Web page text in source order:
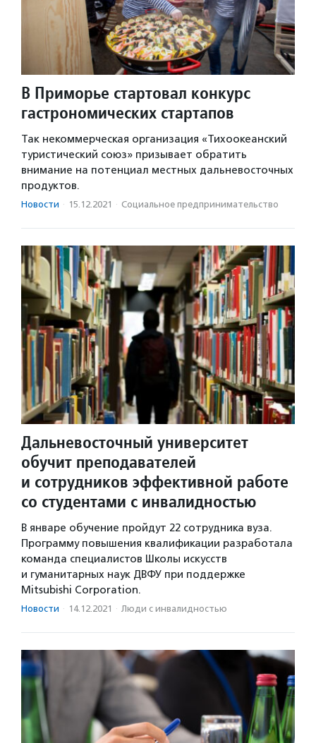
В Приморье стартовал конкурс
гастрономических стартапов
Так некоммерческая организация «Тихоокеанский
туристический союз» призывает обратить
внимание на потенциал местных дальневосточных
продуктов.
Новости · 15.12.2021 · Социальное предпри­нима­тель­ство
Дальневосточный университет
обучит преподавателей
и сотрудников эффективной работе
со студентами с инвалидностью
В январе обучение пройдут 22 сотрудника вуза.
Программу повышения квалификации разработала
команда специалистов Школы искусств
и гуманитарных наук ДВФУ при поддержке
Mitsubishi Corporation.
Новости · 14.12.2021 · Люди с инвалидностью